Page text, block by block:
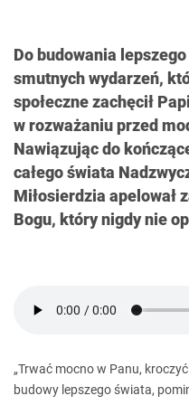
Do budowania
smutnych wydarzeń,
społeczne zachęcił
w rozważaniu przed
Nawiązując do
całego świata
Miłosierdzia apelował
Bogu, który nigdy nie
„Trwać mocno w Panu,
budowy lepszego świata,